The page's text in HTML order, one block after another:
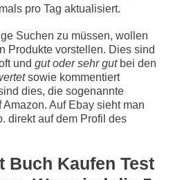
pro Tag aktualisiert.
Suchen zu müssen, wollen
Produkte vorstellen. Dies sind
und gut oder sehr gutbei den
sowie kommentiert
dies, die sogenannte
Auf Ebay sieht man
direkt auf dem Profil des
Buch Kaufen Test